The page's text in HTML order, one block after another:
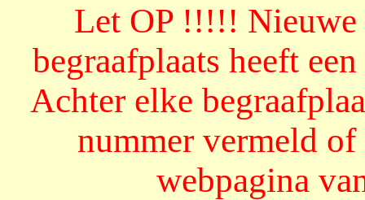
Let OP !!!!! Nieuwe
begraafplaats heeft
Achter elke
nummer vermeld
webpagina